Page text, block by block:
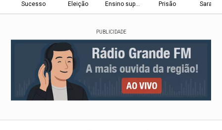
Sucesso Eleição Ensino superior Prisão
PUBLICIDADE